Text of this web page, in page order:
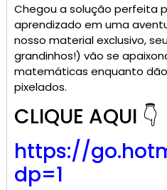
Chegou a solução perfeita
aprendizado em uma
nosso material exclusivo,
grandinhos!) vão se
matemáticas enquanto
pixelados.
CLIQUE AQUI 👇
https://go.
dp=1